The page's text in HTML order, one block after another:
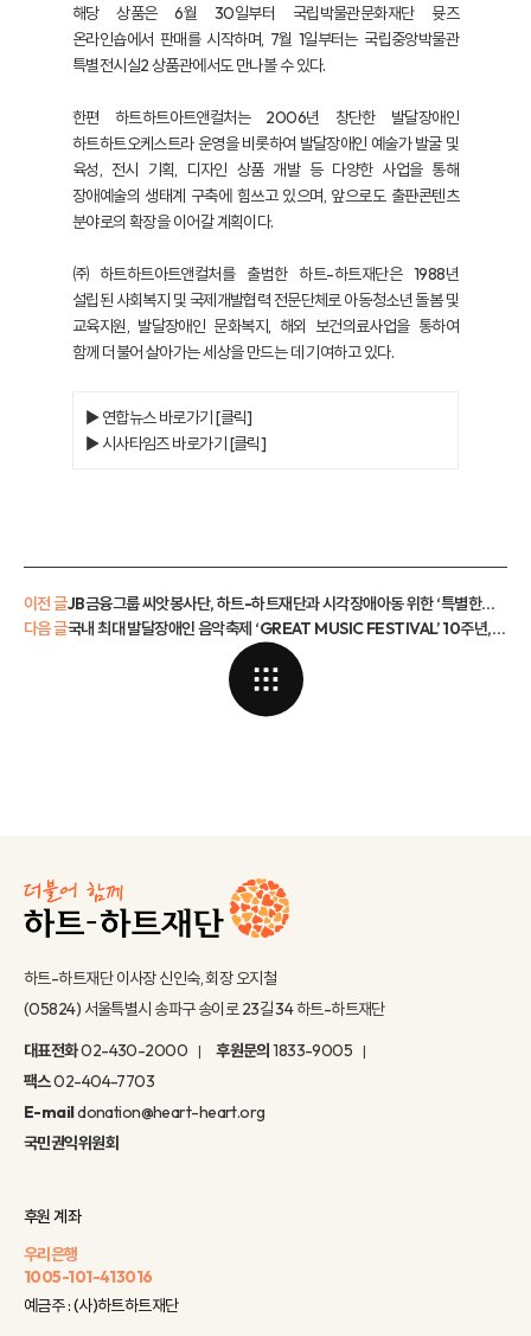
해당 상품은 6월 30일부터 국립박물관문화재단 뮷즈
온라인숍에서 판매를 시작하며, 7월 1일부터는 국립중앙박물관
특별전시실2 상품관에서도 만나볼 수 있다.
한편 하트하트아트앤컬처는 2006년 창단한 발달장애인
하트하트오케스트라 운영을 비롯하여 발달장애인 예술가 발굴 및
육성, 전시 기획, 디자인 상품 개발 등 다양한 사업을 통해
장애예술의 생태계 구축에 힘쓰고 있으며, 앞으로도 출판·콘텐츠
분야로의 확장을 이어갈 계획이다.
㈜하트하트아트앤컬처를 출범한 하트-하트재단은 1988년
설립된 사회복지 및 국제개발협력 전문단체로 아동·청소년 돌봄 및
교육지원, 발달장애인 문화복지, 해외 보건의료사업을 통하여
함께 더불어 살아가는 세상을 만드는 데 기여하고 있다.
▶ 연합뉴스 바로가기 [클릭]
▶ 시사타임즈 바로가기 [클릭]
이전 글
JB금융그룹 씨앗봉사단, 하트-하트재단과 시각장애아동 위한 ‘특별한도서‘ 제작·후원
국내 최대 발달장애인 음악축제 ‘GREAT MUSIC FESTIVAL’ 10주년, 오는 9월 1일 코엑스 오디토리움에서 개최
다음 글
하트-하트재단 이사장 신인숙, 회장 오지철
(05824) 서울특별시 송파구 송이로 23길 34 하트-하트재단
대표전화02-430-2000 후원문의 1833-9005
팩스02-404-7703
E-maildonation@heart-heart.org
국민권익위원회
후원 계좌
우리은행
1005-101-413016
예금주 : (사)하트하트재단